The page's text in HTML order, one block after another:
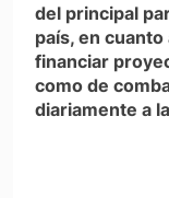
del principal
país, en
financiar
como de
diariamente a